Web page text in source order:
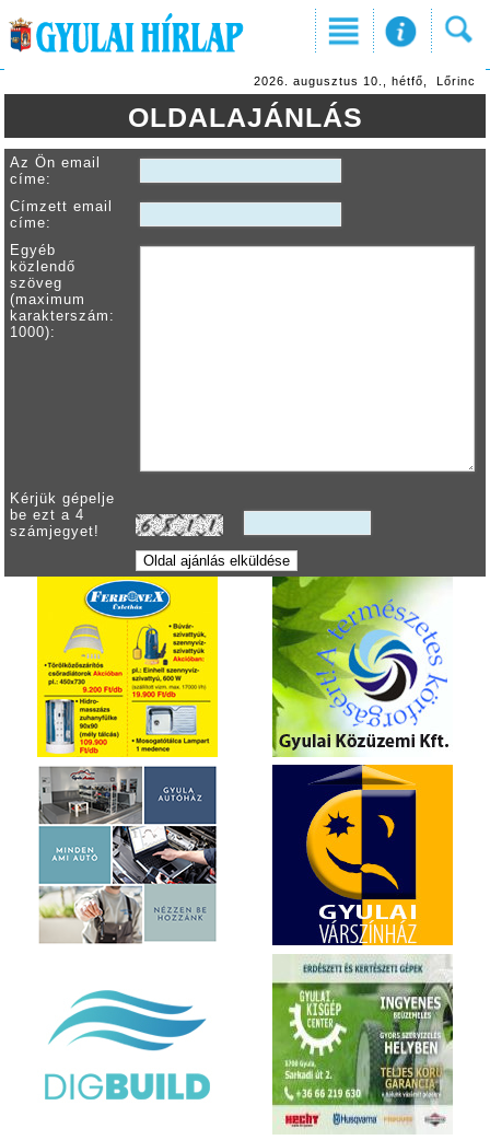
2026. augusztus 10., hétfő, Lőrinc
OLDALAJÁNLÁS
Az Ön email
címe:
Címzett email
címe:
Egyéb
közlendő
szöveg
(maximum
karakterszám:
1000):
Kérjük gépelje
be ezt a 4
számjegyet!